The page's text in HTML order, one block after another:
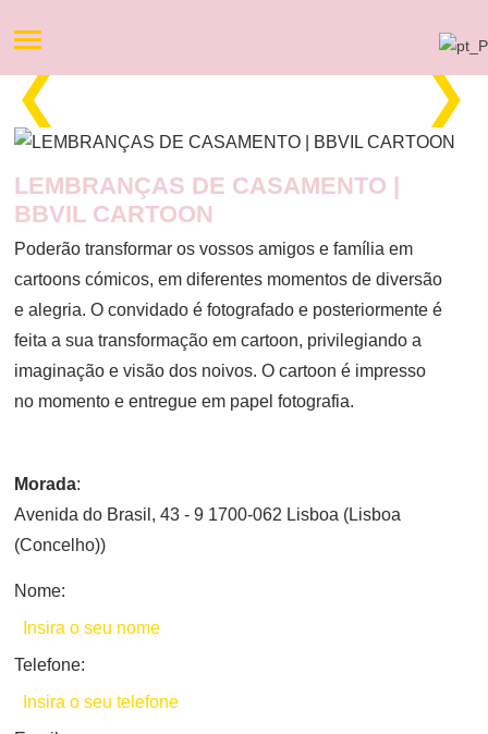
LEMBRANÇAS DE CASAMENTO |
BBVIL CARTOON
Poderão transformar os vossos amigos e família em
cartoons cómicos, em diferentes momentos de diversão
e alegria. O convidado é fotografado e posteriormente é
feita a sua transformação em cartoon, privilegiando a
imaginação e visão dos noivos. O cartoon é impresso
no momento e entregue em papel fotografia.
Morada:
Avenida do Brasil, 43 - 9 1700-062 Lisboa (Lisboa
(Concelho))
Nome:
Telefone:
❮ ❯